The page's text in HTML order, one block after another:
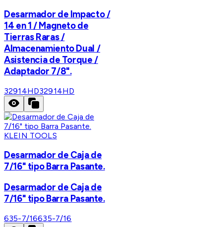
Desarmador de Impacto /
14 en 1 / Magneto de
Tierras Raras /
Almacenamiento Dual /
Asistencia de Torque /
Adaptador 7/8".
32914HD32914HD
KLEIN TOOLS
Desarmador de Caja de
7/16" tipo Barra Pasante.
Desarmador de Caja de
7/16" tipo Barra Pasante.
635-7/16635-7/16